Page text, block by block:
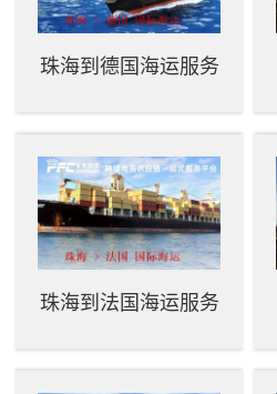
珠海到德国海运服务
珠海到法国海运服务